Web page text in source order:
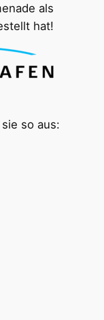
als
hat!
so aus: